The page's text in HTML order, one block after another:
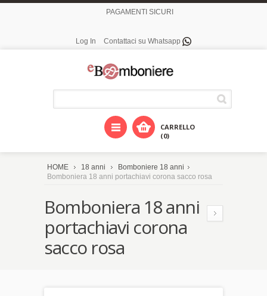
PAGAMENTI SICURI
Log In Contattaci su Whatsapp
CARRELLO
(0)
HOME 18 anni
Bomboniere 18 anni
Bomboniera 18 anni portachiavi corona sacco rosa
Bomboniera 18 anni
portachiavi corona
sacco rosa